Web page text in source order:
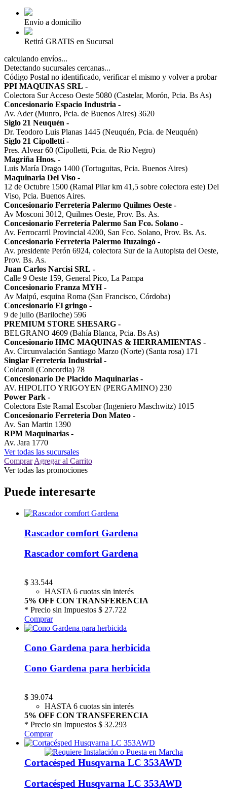
Envío a domicilio
Retirá GRATIS en Sucursal
calculando envíos...
Detectando sucursales cercanas...
Código Postal no identificado, verificar el mismo y volver a probar
PPI MAQUINAS SRL -
Colectora Sur Acceso Oeste 5080 (Castelar, Morón, Pcia. Bs As)
Concesionario Espacio Industria -
Av. Ader (Munro, Pcia. de Buenos Aires) 3620
Siglo 21 Neuquén -
Dr. Teodoro Luis Planas 1445 (Neuquén, Pcia. de Neuquén)
Siglo 21 Cipolletti -
Pres. Alvear 60 (Cipolletti, Pcia. de Rio Negro)
Magriña Hnos. -
Luis María Drago 1400 (Tortuguitas, Pcia. Buenos Aires)
Maquinaria Del Viso -
12 de Octubre 1500 (Ramal Pilar km 41,5 sobre colectora este) Del
Viso, Pcia. Buenos Aires.
Concesionario Ferretería Palermo Quilmes Oeste -
Av Mosconi 3012, Quilmes Oeste, Prov. Bs. As.
Concesionario Ferretería Palermo San Fco. Solano -
Av. Ferrocarril Provincial 4200, San Fco. Solano, Prov. Bs. As.
Concesionario Ferretería Palermo Ituzaingó -
Av. presidente Perón 6924, colectora Sur de la Autopista del Oeste,
Prov. Bs. As.
Juan Carlos Narcisi SRL -
Calle 9 Oeste 159, General Pico, La Pampa
Concesionario Franza MYH -
Av Maipú, esquina Roma (San Francisco, Córdoba)
Concesionario El gringo -
9 de julio (Bariloche) 596
PREMIUM STORE SHESARG -
BELGRANO 4609 (Bahía Blanca, Pcia. Bs As)
Concesionario HMC MAQUINAS & HERRAMIENTAS -
Av. Circunvalación Santiago Marzo (Norte) (Santa rosa) 171
Singlar Ferretería Industrial -
Coldaroli (Concordia) 78
Concesionario De Placido Maquinarias -
AV. HIPOLITO YRIGOYEN (PERGAMINO) 230
Power Park -
Colectora Este Ramal Escobar (Ingeniero Maschwitz) 1015
Concesionario Ferreteria Don Mateo -
Av. San Martin 1390
RPM Maquinarias -
Av. Jara 1770
Ver todas las sucursales
Comprar Agregar al Carrito
Ver todas las promociones
Puede interesarte
Rascador comfort Gardena
Rascador comfort Gardena
$ 33.544
HASTA 6 cuotas sin interés
5% OFF CON TRANSFERENCIA
* Precio sin Impuestos $ 27.722
Comprar
Cono Gardena para herbicida
Cono Gardena para herbicida
$ 39.074
HASTA 6 cuotas sin interés
5% OFF CON TRANSFERENCIA
* Precio sin Impuestos $ 32.293
Comprar
Cortacésped Husqvarna LC 353AWD
Cortacésped Husqvarna LC 353AWD